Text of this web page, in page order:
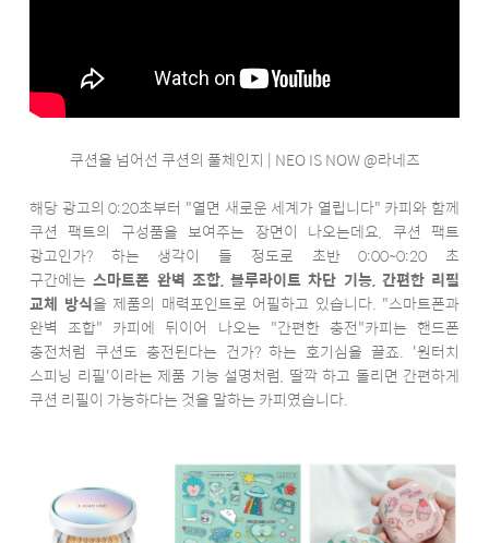
쿠션을 넘어선 쿠션의 풀체인지 | NEO IS NOW @라네즈
해당 광고의 0:20초부터 "열면 새로운 세계가 열립니다" 카피와 함께
쿠션 팩트의 구성품을 보여주는 장면이 나오는데요, 쿠션 팩트
광고인가? 하는 생각이 들 정도로 초반 0:00~0:20 초
구간에는스마트폰 완벽 조합, 블루라이트 차단 기능, 간편한 리필
교체 방식을 제품의 매력포인트로 어필하고 있습니다. "스마트폰과
완벽 조합" 카피에 뒤이어 나오는 "간편한 충전"카피는 핸드폰
충전처럼 쿠션도 충전된다는 건가? 하는 호기심을 끌죠. '원터치
스피닝 리필'이라는 제품 기능 설명처럼, 딸깍 하고 돌리면 간편하게
쿠션 리필이 가능하다는 것을 말하는 카피였습니다.